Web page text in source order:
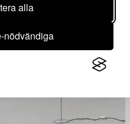
alla
nödvändiga